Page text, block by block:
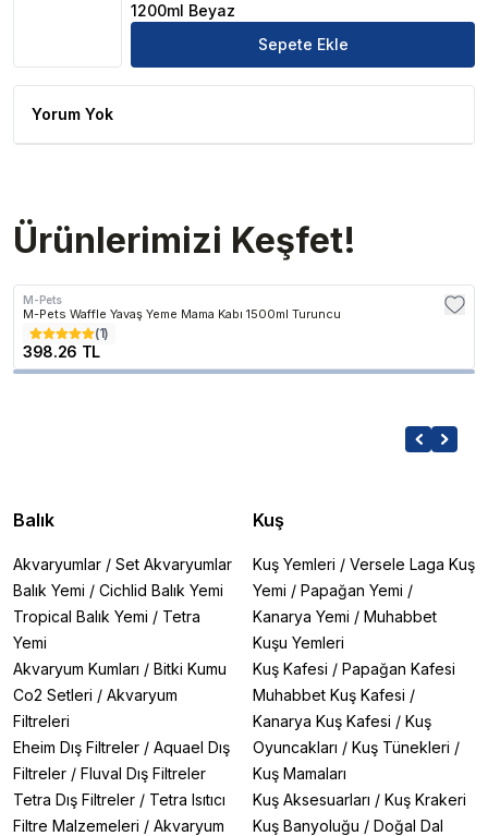
1200ml Beyaz
Sepete Ekle
Yorum Yok
Ürünlerimizi Keşfet!
M-Pets
M-Pets Waffle Yavaş Yeme Mama Kabı 1500ml Turuncu
(1)
398.26 TL
Balık
Akvaryumlar / Set Akvaryumlar
Balık Yemi / Cichlid Balık Yemi
Tropical Balık Yemi / Tetra
Yemi
Akvaryum Kumları / Bitki Kumu
Co2 Setleri / Akvaryum
Filtreleri
Eheim Dış Filtreler / Aquael Dış
Filtreler / Fluval Dış Filtreler
Tetra Dış Filtreler / Tetra Isıtıcı
Filtre Malzemeleri / Akvaryum
Kuş
Kuş Yemleri / Versele Laga Kuş
Yemi / Papağan Yemi /
Kanarya Yemi / Muhabbet
Kuşu Yemleri
Kuş Kafesi / Papağan Kafesi
Muhabbet Kuş Kafesi /
Kanarya Kuş Kafesi / Kuş
Oyuncakları / Kuş Tünekleri /
Kuş Mamaları
Kuş Aksesuarları / Kuş Krakeri
Kuş Banyoluğu / Doğal Dal